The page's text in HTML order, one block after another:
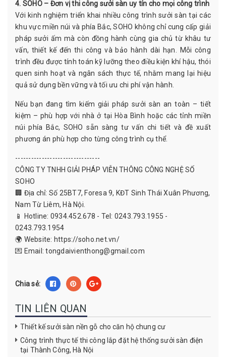
4. SOHO – Đơn vị thi công sưởi sàn uy tín cho mọi công trình
Với kinh nghiệm triển khai nhiều công trình sưởi sàn tại các
khu vực miền núi và phía Bắc, SOHO không chỉ cung cấp giải
pháp sưởi ấm mà còn đồng hành cùng gia chủ từ khâu tư
vấn, thiết kế đến thi công và bảo hành dài hạn. Mỗi công
trình đều được tính toán kỹ lưỡng theo điều kiện khí hậu, thói
quen sinh hoạt và ngân sách thực tế, nhằm mang lại hiệu
quả sử dụng bền vững và tối ưu chi phí vận hành.
Nếu bạn đang tìm kiếm giải pháp sưởi sàn an toàn – tiết
kiệm – phù hợp với nhà ở tại Hòa Bình hoặc các tỉnh miền
núi phía Bắc, SOHO sẵn sàng tư vấn chi tiết và đề xuất
phương án phù hợp cho từng công trình cụ thể.
--------------------------------
CÔNG TY TNHH GIẢI PHÁP VIỄN THÔNG CÔNG NGHỆ SỐ
SOHO
🏢 Địa chỉ: Số 25BT7, Foresa 9, KĐT Sinh Thái Xuân Phương,
Nam Từ Liêm, Hà Nội.
📱 Hotline: 0934.452.678 - Tel: 0243.793.1955 -
0243.793.1954
🌍 Website: https://soho.net.vn/
💌 Email: tongdaivienthong@gmail.com
Chia sẻ:
TIN LIÊN QUAN
Thiết kế sưởi sàn nền gỗ cho căn hộ chung cư
Công trình thực tế thi công lắp đặt hệ thống sưởi sàn điện
tại Thành Công, Hà Nội